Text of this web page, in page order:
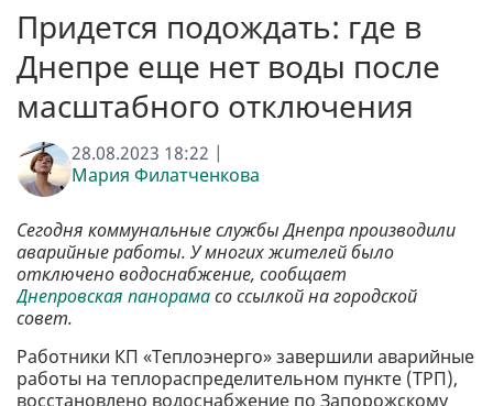
Придется подождать: где в
Днепре еще нет воды после
масштабного отключения
28.08.2023 18:22 |
Мария Филатченкова
Сегодня коммунальные службы Днепра производили
аварийные работы. У многих жителей было
отключено водоснабжение, сообщает
Днепровская панорамасо ссылкой на городской
совет.
Работники КП «Теплоэнерго» завершили аварийные
работы на теплораспределительном пункте (ТРП),
восстановлено водоснабжение по Запорожскому